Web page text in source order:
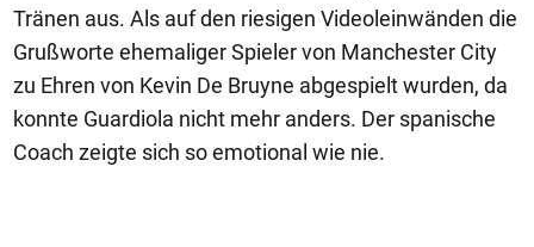
Tränen aus. Als auf den riesigen Videoleinwänden die
Grußworte ehemaliger Spieler von Manchester City
zu Ehren von Kevin De Bruyne abgespielt wurden, da
konnte Guardiola nicht mehr anders. Der spanische
Coach zeigte sich so emotional wie nie.